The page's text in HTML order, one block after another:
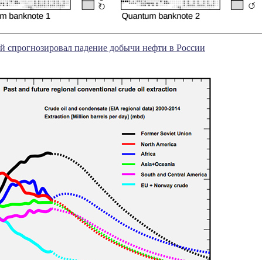
падение добычи нефти в России